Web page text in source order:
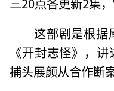
这部剧是根据
《开封志怪》，
捕头展颜从合作断